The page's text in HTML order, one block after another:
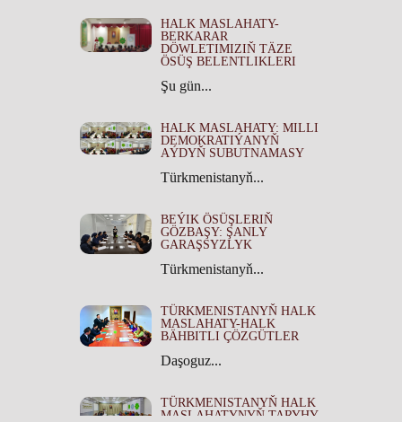
HALK MASLAHATY-
BERKARAR
DÖWLETIMIZIŇ TÄZE
ÖSÜŞ BELENTLIKLERI
Şu gün...
HALK MASLAHATY: MILLI
DEMOKRATIÝANYŇ
AÝDYŇ SUBUTNAMASY
Türkmenistanyň...
BEÝIK ÖSÜŞLERIŇ
GÖZBAŞY: ŞANLY
GARAŞSYZLYK
Türkmenistanyň...
TÜRKMENISTANYŇ HALK
MASLAHATY-HALK
BÄHBITLI ÇÖZGÜTLER
Daşoguz...
TÜRKMENISTANYŇ HALK
MASLAHATYNYŇ TARYHY